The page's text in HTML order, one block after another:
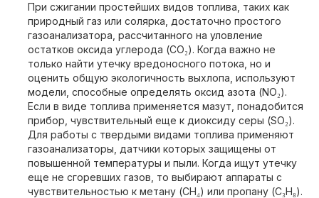
При сжигании простейших видов топлива, таких как
природный газ или солярка, достаточно простого
газоанализатора, рассчитанного на уловление
остатков оксида углерода (СО₂). Когда важно не
только найти утечку вредоносного потока, но и
оценить общую экологичность выхлопа, используют
модели, способные определять оксид азота (NO₂).
Если в виде топлива применяется мазут, понадобится
прибор, чувствительный еще к диоксиду серы (SO₂).
Для работы с твердыми видами топлива применяют
газоанализаторы, датчики которых защищены от
повышенной температуры и пыли. Когда ищут утечку
еще не сгоревших газов, то выбирают аппараты с
чувствительностью к метану (СН₄) или пропану (С₃Н₈).